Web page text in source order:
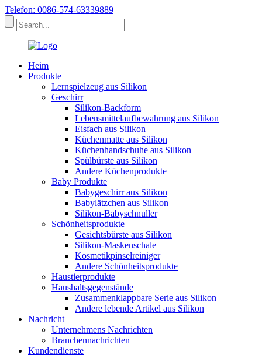
Telefon: 0086-574-63339889
Heim
Produkte
Lernspielzeug aus Silikon
Geschirr
Silikon-Backform
Lebensmittelaufbewahrung aus Silikon
Eisfach aus Silikon
Küchenmatte aus Silikon
Küchenhandschuhe aus Silikon
Spülbürste aus Silikon
Andere Küchenprodukte
Baby Produkte
Babygeschirr aus Silikon
Babylätzchen aus Silikon
Silikon-Babyschnuller
Schönheitsprodukte
Gesichtsbürste aus Silikon
Silikon-Maskenschale
Kosmetikpinselreiniger
Andere Schönheitsprodukte
Haustierprodukte
Haushaltsgegenstände
Zusammenklappbare Serie aus Silikon
Andere lebende Artikel aus Silikon
Nachricht
Unternehmens Nachrichten
Branchennachrichten
Kundendienste